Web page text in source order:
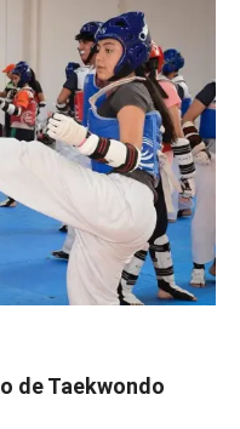
de Taekwondo